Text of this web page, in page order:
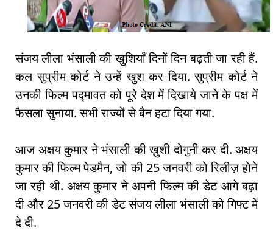
संजय लीला भंसाली की खुशियाँ दिनों दिन बढ़ती जा रही हैं.
कल सुप्रीम कोर्ट ने उन्हें खुश कर दिया. सुप्रीम कोर्ट ने
उनकी फिल्म पद्मावत को पूरे देश में दिखाये जाने के पक्ष में
फैसला सुनाया. सभी राज्यों से बैन हटा दिया गया.
आज अक्षय कुमार ने भंसाली की ख़ुशी दोगुनी कर दी. अक्षय
कुमार की फिल्म पेडमैन, जो की 25 जनवरी को रिलीज़ होने
जा रही थी. अक्षय कुमार ने अपनी फिल्म की डेट आगे बढ़ा
दी और 25 जनवरी की डेट संजय लीला भंसाली को गिफ्ट में
दे दी.